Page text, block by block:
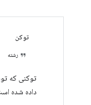
توکن
رشته
توکنی که
داده شده